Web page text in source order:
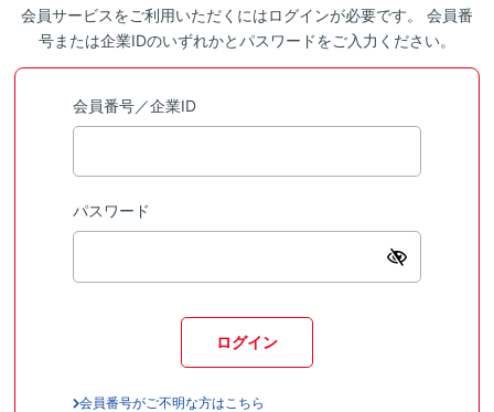
会員サービスをご利用いただくにはログインが必要です。 会員番
号または企業IDのいずれかとパスワードをご入力ください。
会員番号／企業ID
パスワード
ログイン
会員番号がご不明な方はこちら